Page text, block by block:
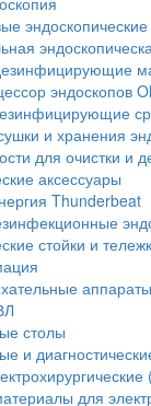
эндоскопов
и хранения
для очистки и
аксессуары
Thunderbeat
стойки и
аппараты
столы
и
для